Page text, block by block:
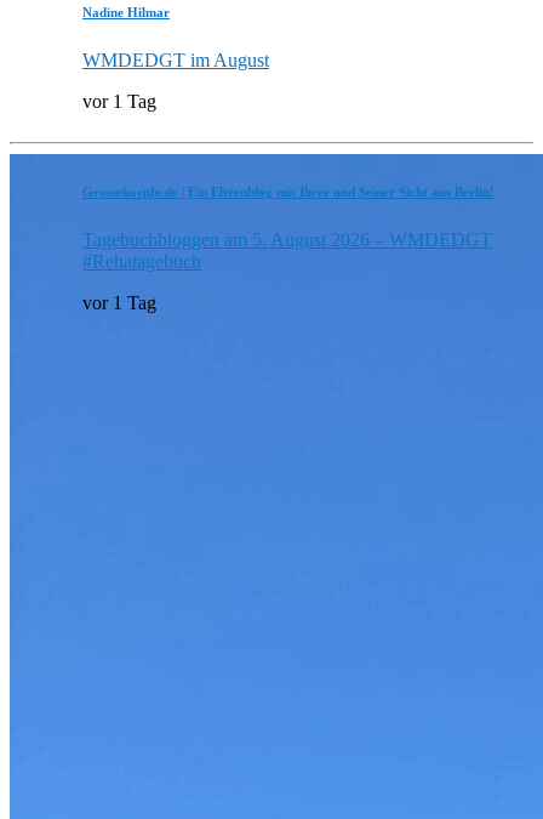
Nadine Hilmar
WMDEDGT im August
vor 1 Tag
Grossekoepfe.de | Ein Elternblog mit Ihrer und Seiner Sicht aus Berlin!
Tagebuchbloggen am 5. August 2026 – WMDEDGT
#Rehatagebuch
vor 1 Tag